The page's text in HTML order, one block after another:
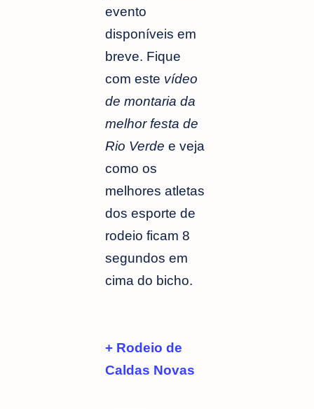
evento
disponíveis em
breve. Fique
com este vídeo
de montaria da
melhor festa de
Rio Verde e veja
como os
melhores atletas
dos esporte de
rodeio ficam 8
segundos em
cima do bicho.
+ Rodeio de
Caldas Novas